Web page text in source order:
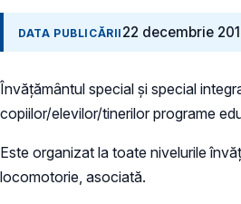
DATA PUBLICĂRII 22 decembrie
Învățământul special și special
copiilor/elevilor/tinerilor programe
Este organizat la toate nivelurile
locomotorie, asociată.